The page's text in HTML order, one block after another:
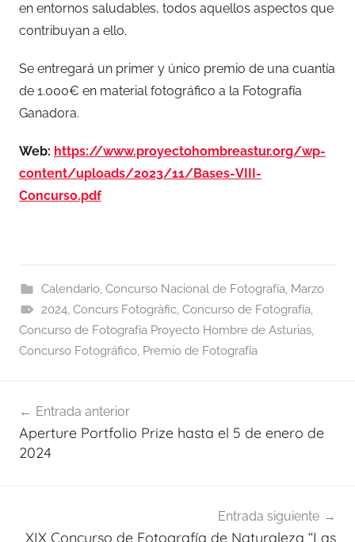
en entornos saludables, todos aquellos aspectos que
contribuyan a ello.
Se entregará un primer y único premio de una cuantía
de 1.000€ en material fotográfico a la Fotografía
Ganadora.
Web: https://www.proyectohombreastur.org/wp-
content/uploads/2023/11/Bases-VIII-
Concurso.pdf
Calendario, Concurso Nacional de Fotografía, Marzo
2024, Concurs Fotogràfic, Concurso de Fotografía,
Concurso de Fotografía Proyecto Hombre de Asturias,
Concurso Fotográfico, Premio de Fotografía
de
entradas
Entrada anterior
Aperture Portfolio Prize hasta el 5 de enero de
2024
Entrada siguiente
XIX Concurso de Fotografía de Naturaleza “Las